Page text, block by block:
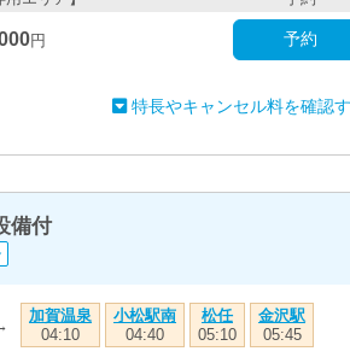
円 予約
特長やキャンセル料を確認
備付
加賀温泉
04:10
小松駅南
04:40
松任
05:10
金沢駅
05:45